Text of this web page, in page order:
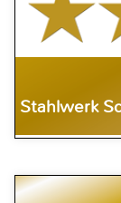
Stahlwerk